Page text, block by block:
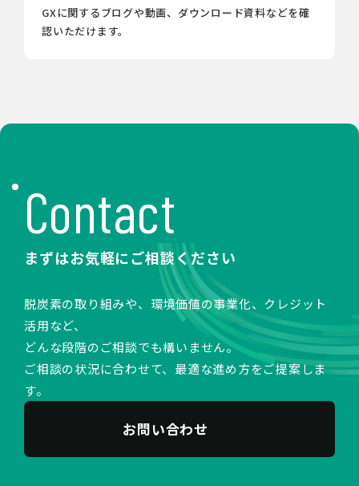
GXに関するブログや動画、ダウンロード資料などを確
認いただけます。
Contact
まずはお気軽にご相談ください
脱炭素の取り組みや、環境価値の事業化、クレジット
活用など、
どんな段階のご相談でも構いません。
ご相談の状況に合わせて、最適な進め方をご提案しま
す。
お問い合わせ